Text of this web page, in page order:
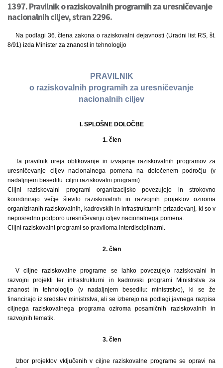
1397. Pravilnik o raziskovalnih programih za uresničevanje
nacionalnih ciljev, stran 2296.
Na podlagi 36. člena zakona o raziskovalni dejavnosti (Uradni list RS, št.
8/91) izda Minister za znanost in tehnologijo
PRAVILNIK
o raziskovalnih programih za uresničevanje
nacionalnih ciljev
I. SPLOŠNE DOLOČBE
1. člen
Ta pravilnik ureja oblikovanje in izvajanje raziskovalnih programov za
uresničevanje ciljev nacionalnega pomena na določenem področju (v
nadaljnjem besedilu: ciljni raziskovalni programi).
Ciljni raziskovalni programi organizacijsko povezujejo in strokovno
koordinirajo večje število raziskovalnih in razvojnih projektov oziroma
organiziranih raziskovalnih, kadrovskih in infrastrukturnih prizadevanj, ki so v
neposredno podporo uresničevanju ciljev nacionalnega pomena.
Ciljni raziskovalni programi so praviloma interdisciplinarni.
2. člen
V ciljne raziskovalne programe se lahko povezujejo raziskovalni in
razvojni projekti ter infrastrukturni in kadrovski programi Ministrstva za
znanost in tehnologijo (v nadaljnjem besedilu: ministrstvo), ki se že
financirajo iz sredstev ministrstva, ali se izberejo na podlagi javnega razpisa
ciljnega raziskovalnega programa oziroma posamičnih raziskovalnih in
razvojnih tematik.
3. člen
Izbor projektov vključenih v ciljne raziskovalne programe se opravi na